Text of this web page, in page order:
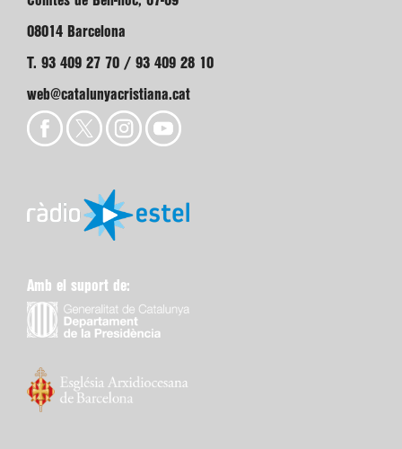
08014 Barcelona
T. 93 409 27 70 / 93 409 28 10
web@catalunyacristiana.cat
Amb el suport de: